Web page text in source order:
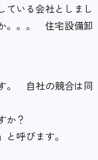
ている会社としまし
。。。 住宅設備卸
。 自社の競合は同
か？
呼びます。